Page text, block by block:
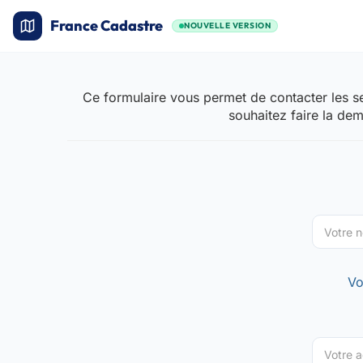
France Cadastre NOUVELLE VERSION
Ce formulaire vous permet de contacter les
souhaitez faire la